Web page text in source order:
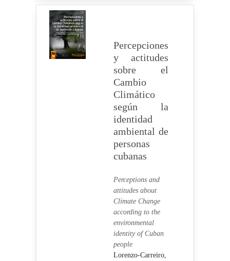
Percepciones
y actitudes
sobre el
Cambio
Climático
según la
identidad
ambiental de
personas
cubanas
Perceptions and
attitudes about
Climate Change
according to the
environmental
identity of Cuban
people
Lorenzo-Carreiro,